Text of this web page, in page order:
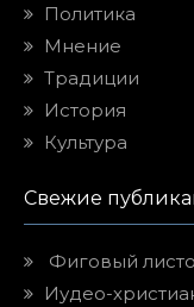
Политика
Мнение
Традиции
История
Культура
Свежие
Фиговый
Иудео-